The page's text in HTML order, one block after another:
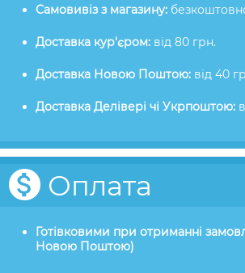
Самовивіз з магазину:
Доставка кур'єром: від 80 грн.
Доставка Новою Поштою: від 40
Доставка Делівері чі Укрпоштою:
Оплата
Готівковими при отриманні
Новою Поштою)